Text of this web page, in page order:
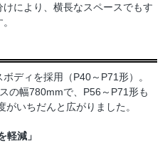
により、横長なスペースでもす
ディを採用（P40～P71形）。
の幅780mmで、P56～P71形も
いちだんと広がりました。
軽減」